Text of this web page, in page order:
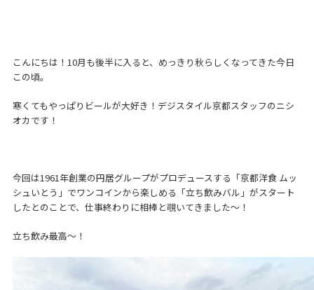
こんにちは！10月も後半に入ると、めっきり秋らしくなってきた今日
この頃。
寒くてもやっぱりビールが大好き！デジスタイル京都スタッフのニシ
オカです！
今回は1961年創業の円居グループがプロデュースする「京都洋食 ムッ
シュいとう」でワンコインから楽しめる「立ち飲みバル」がスタート
したとのことで、仕事終わりに相棒と覗いてきました～！
立ち飲み最高～！